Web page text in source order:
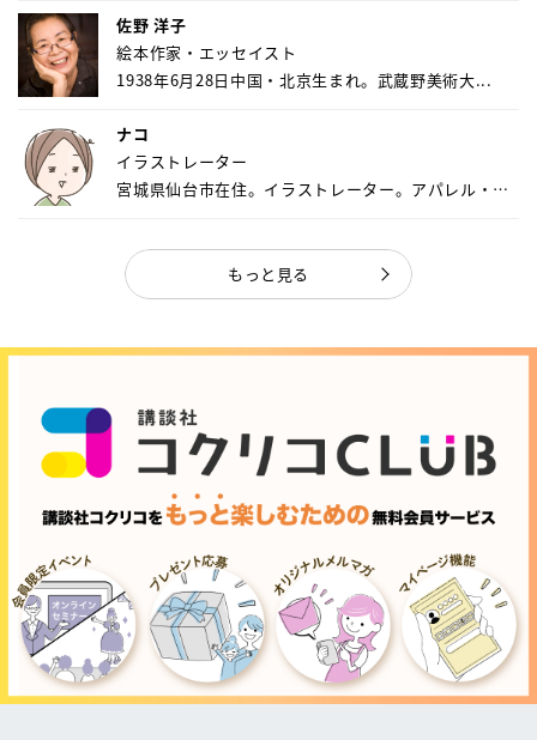
佐野 洋子
絵本作家・エッセイスト
1938年6月28日中国・北京生まれ。武蔵野美術大...
ナコ
イラストレーター
宮城県仙台市在住。イラストレーター。アパレル・キ
もっと見る